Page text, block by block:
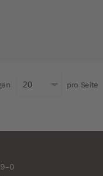
pro Seite
0